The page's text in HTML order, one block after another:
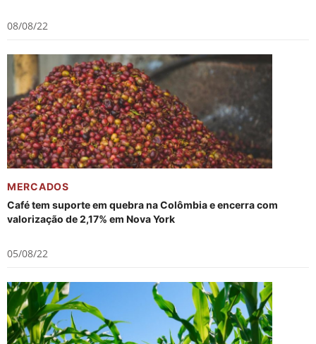
08/08/22
MERCADOS
Café tem suporte em quebra na Colômbia e encerra com
valorização de 2,17% em Nova York
05/08/22